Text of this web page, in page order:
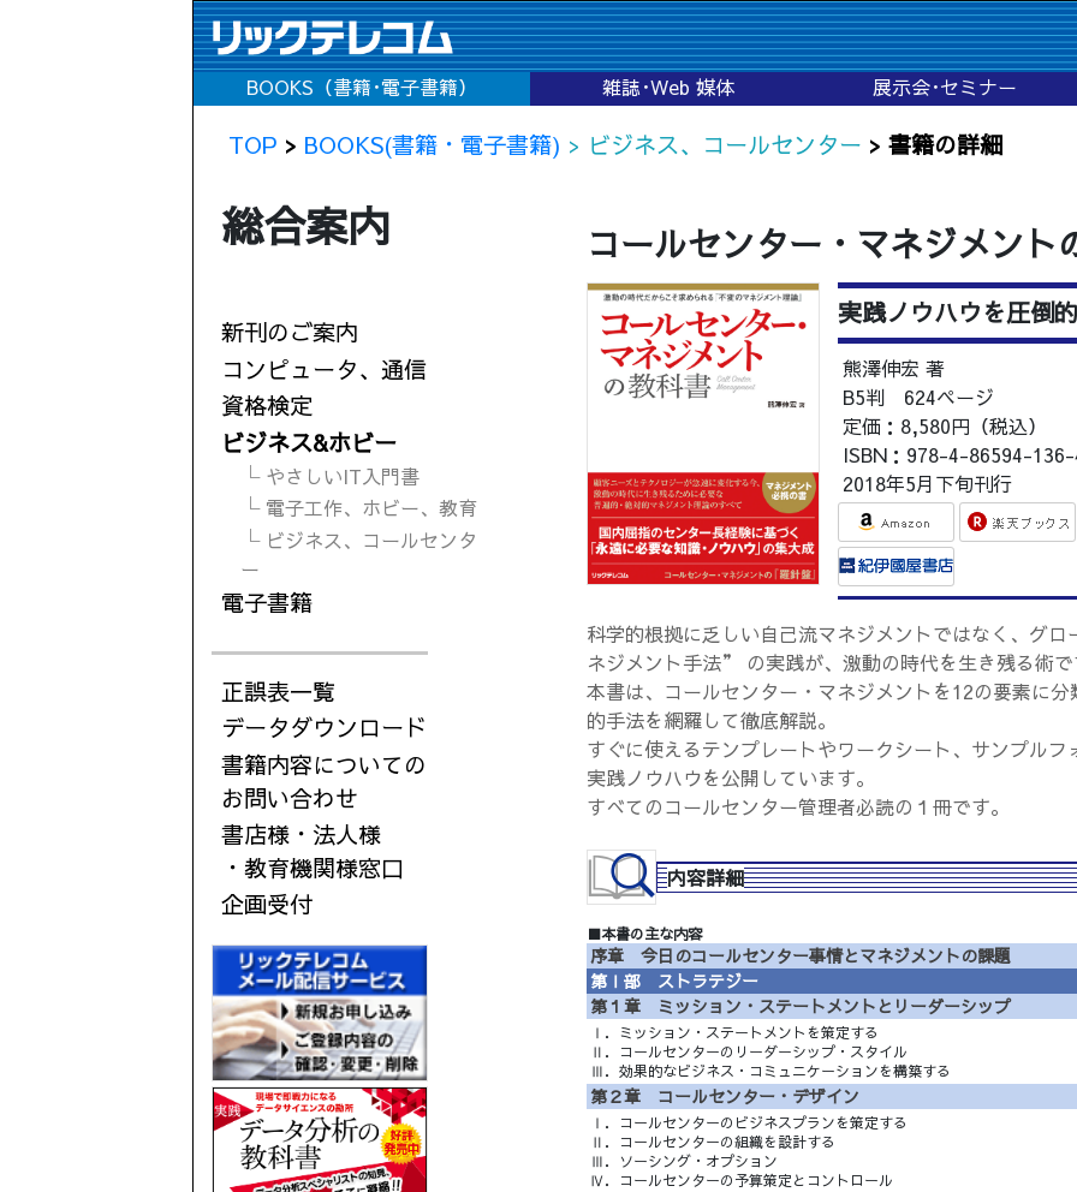
BOOKS（書籍･電子書籍） 雑誌･Web 媒体 展示会･セミナー
TOP > BOOKS(書籍・電子書籍) > ビジネス、コールセンター > 書籍の詳細
総合案内
新刊のご案内
コンピュータ、通信
資格検定
ビジネス&ホビー
└ やさしいIT入門書
└ 電子工作、ホビー、教育
└ ビジネス、コールセンタ
ー
電子書籍
正誤表一覧
データダウンロード
書籍内容についての
お問い合わせ
書店様・法人様
・教育機関様窓口
企画受付
コールセンター・マネジメント
実践ノウハウを圧倒
熊澤伸宏 著
B5判 624ページ
定価：8,580円（税込）
ISBN：978-4-86594-
2018年5月下旬刊行
科学的根拠に乏しい自己流マネジメントではなく、グ
ネジメント手法” の実践が、激動の時代を生き残る術で
本書は、コールセンター・マネジメントを12の要素に
的手法を網羅して徹底解説。
すぐに使えるテンプレートやワークシート、サンプルフ
実践ノウハウを公開しています。
すべてのコールセンター管理者必読の１冊です。
内容詳細
■本書の主な内容
序章 今日のコールセンター事情とマネジメントの課題
第Ⅰ部 ストラテジー
第１章 ミッション・ステートメントとリーダーシップ
Ⅰ．ミッション・ステートメントを策定する
Ⅱ．コールセンターのリーダーシップ・スタイル
Ⅲ．効果的なビジネス・コミュニケーションを構築する
第２章 コールセンター・デザイン
Ⅰ．コールセンターのビジネスプランを策定する
Ⅱ．コールセンターの組織を設計する
Ⅲ．ソーシング・オプション
Ⅳ．コールセンターの予算策定とコントロール